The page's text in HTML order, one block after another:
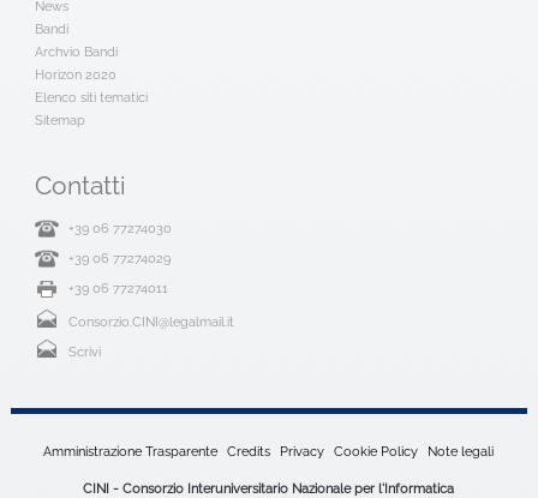
News
Bandi
Archvio Bandi
Horizon 2020
Elenco siti tematici
Sitemap
Contatti
+39 06 77274030
+39 06 77274029
+39 06 77274011
Consorzio.CINI@legalmail.it
Scrivi
Amministrazione Trasparente Credits Privacy Cookie Policy Note legali
CINI - Consorzio Interuniversitario Nazionale per l'Informatica